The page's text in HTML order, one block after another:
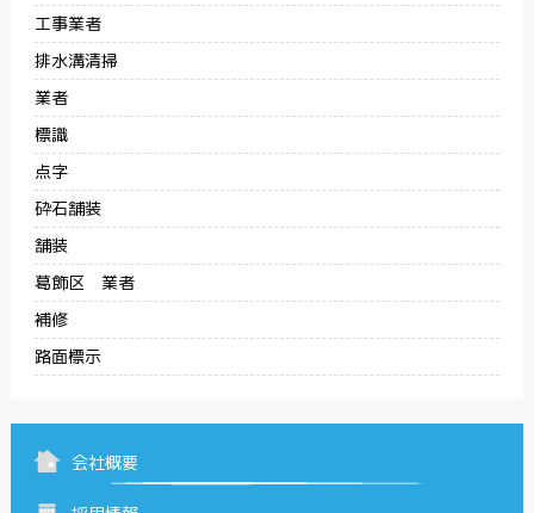
工事業者
排水溝清掃
業者
標識
点字
砕石舗装
舗装
葛飾区 業者
補修
路面標示
会社概要